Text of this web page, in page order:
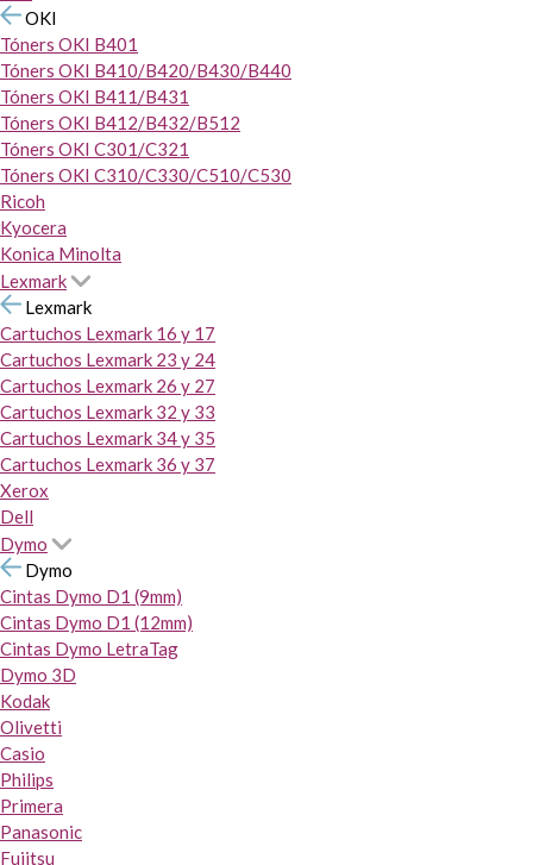
OKI
Tóners OKI B401
Tóners OKI B410/B420/B430/B440
Tóners OKI B411/B431
Tóners OKI B412/B432/B512
Tóners OKI C301/C321
Tóners OKI C310/C330/C510/C530
Ricoh
Kyocera
Konica Minolta
Lexmark
Lexmark
Cartuchos Lexmark 16 y 17
Cartuchos Lexmark 23 y 24
Cartuchos Lexmark 26 y 27
Cartuchos Lexmark 32 y 33
Cartuchos Lexmark 34 y 35
Cartuchos Lexmark 36 y 37
Xerox
Dell
Dymo
Dymo
Cintas Dymo D1 (9mm)
Cintas Dymo D1 (12mm)
Cintas Dymo LetraTag
Dymo 3D
Kodak
Olivetti
Casio
Philips
Primera
Panasonic
Fujitsu